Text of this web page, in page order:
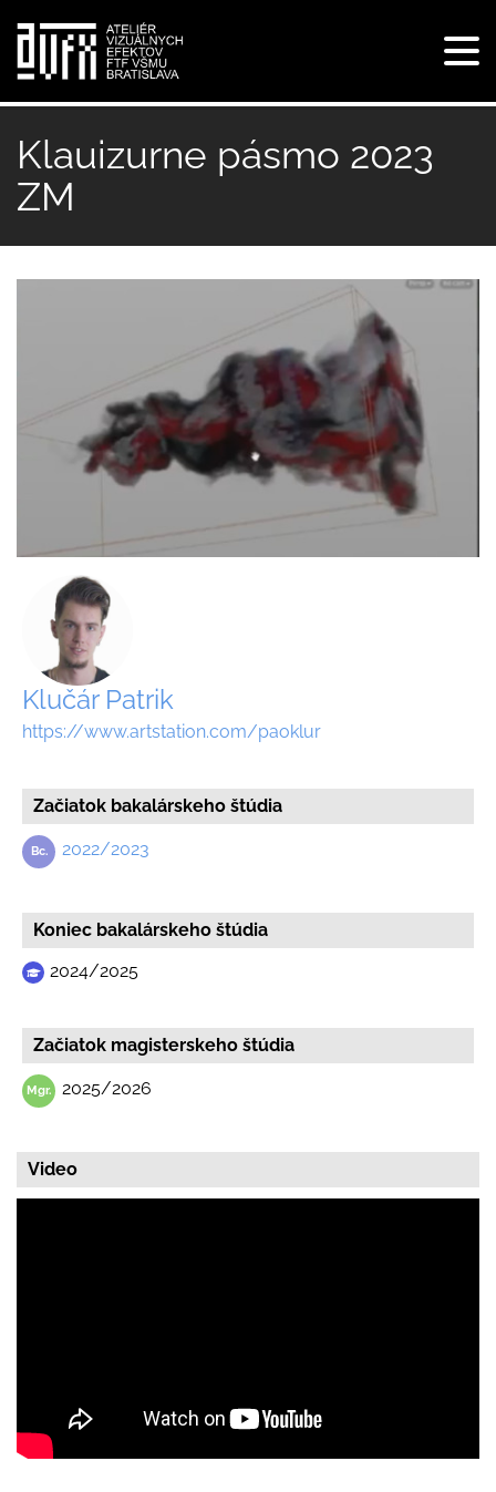
hlavný
obsah
Klauizurne pásmo 2023
ZM
Klučár Patrik
https://www.artstation.com/paoklur
Začiatok bakalárskeho štúdia
2022/2023
Koniec bakalárskeho štúdia
2024/2025
Začiatok magisterskeho štúdia
2025/2026
Video